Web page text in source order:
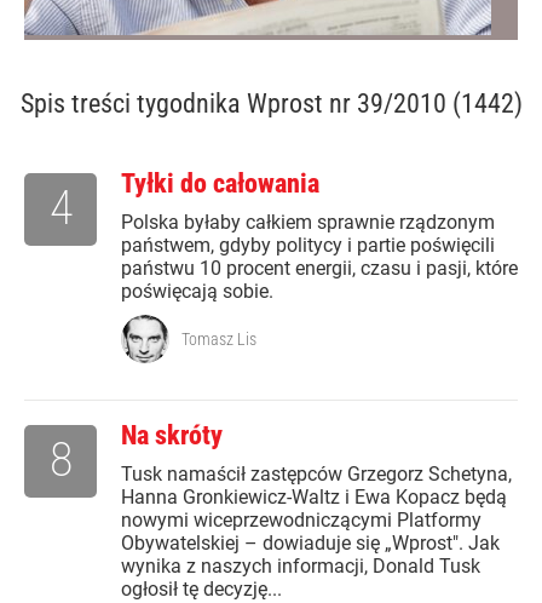
Spis treści tygodnika Wprost nr 39/2010 (1442)
Tyłki do całowania
Polska byłaby całkiem sprawnie rządzonym
państwem, gdyby politycy i partie poświęcili
państwu 10 procent energii, czasu i pasji, które
poświęcają sobie.
4
Tomasz Lis
Na skróty
Tusk namaścił zastępców Grzegorz Schetyna,
Hanna Gronkiewicz-Waltz i Ewa Kopacz będą
nowymi wiceprzewodniczącymi Platformy
Obywatelskiej – dowiaduje się „Wprost". Jak
wynika z naszych informacji, Donald Tusk
ogłosił tę decyzję...
8